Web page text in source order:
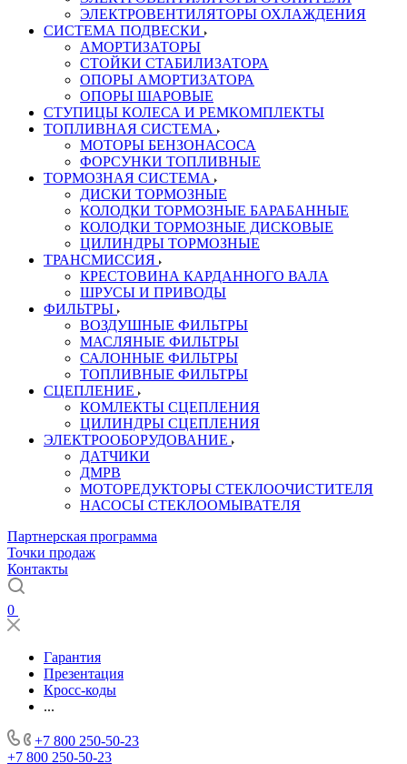
ЭЛЕКТРОВЕНТИЛЯТОРЫ ОХЛАЖДЕНИЯ
СИСТЕМА ПОДВЕСКИ
АМОРТИЗАТОРЫ
СТОЙКИ СТАБИЛИЗАТОРА
ОПОРЫ АМОРТИЗАТОРА
ОПОРЫ ШАРОВЫЕ
СТУПИЦЫ КОЛЕСА И РЕМКОМПЛЕКТЫ
ТОПЛИВНАЯ СИСТЕМА
МОТОРЫ БЕНЗОНАСОСА
ФОРСУНКИ ТОПЛИВНЫЕ
ТОРМОЗНАЯ СИСТЕМА
ДИСКИ ТОРМОЗНЫЕ
КОЛОДКИ ТОРМОЗНЫЕ БАРАБАННЫЕ
КОЛОДКИ ТОРМОЗНЫЕ ДИСКОВЫЕ
ЦИЛИНДРЫ ТОРМОЗНЫЕ
ТРАНСМИССИЯ
КРЕСТОВИНА КАРДАННОГО ВАЛА
ШРУСЫ И ПРИВОДЫ
ФИЛЬТРЫ
ВОЗДУШНЫЕ ФИЛЬТРЫ
МАСЛЯНЫЕ ФИЛЬТРЫ
САЛОННЫЕ ФИЛЬТРЫ
ТОПЛИВНЫЕ ФИЛЬТРЫ
СЦЕПЛЕНИЕ
КОМЛЕКТЫ СЦЕПЛЕНИЯ
ЦИЛИНДРЫ СЦЕПЛЕНИЯ
ЭЛЕКТРООБОРУДОВАНИЕ
ДАТЧИКИ
ДМРВ
МОТОРЕДУКТОРЫ СТЕКЛООЧИСТИТЕЛЯ
НАСОСЫ СТЕКЛООМЫВАТЕЛЯ
Партнерская программа
Точки продаж
Контакты
0
Гарантия
Презентация
Кросс-коды
...
+7 800 250-50-23
+7 800 250-50-23